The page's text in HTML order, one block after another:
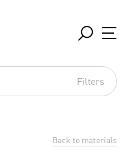
Filters
Back to materials